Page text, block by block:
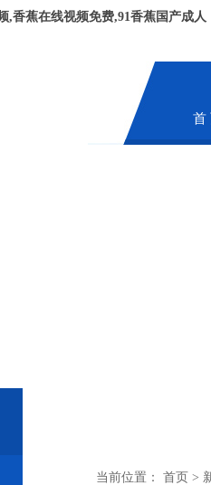
,香蕉在线视频免费,91香蕉国产成人
首
当前位置： 首页 >